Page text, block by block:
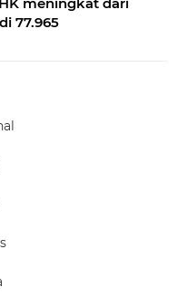
77.965